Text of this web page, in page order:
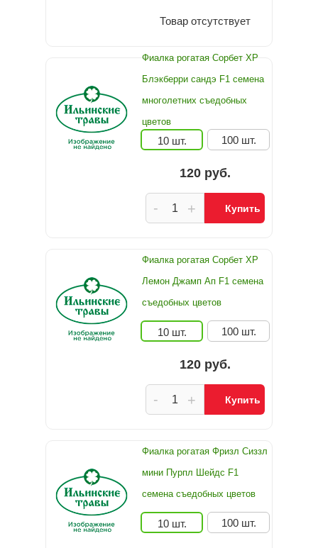
Товар отсутствует
Фиалка рогатая Сорбет ХР
Блэкберри сандэ F1 семена
многолетних съедобных
цветов
10 шт. 100 шт.
120 руб.
+
- Купить
Фиалка рогатая Сорбет ХР
Лемон Джамп Ап F1 семена
съедобных цветов
10 шт. 100 шт.
120 руб.
+
- Купить
Фиалка рогатая Фризл Сиззл
мини Пурпл Шейдс F1
семена съедобных цветов
10 шт. 100 шт.